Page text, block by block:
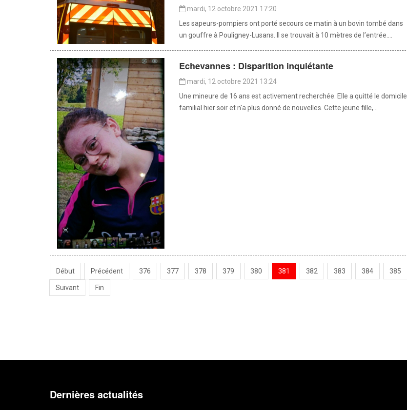
mardi, 12 octobre 2021 17:20
Les sapeurs-pompiers ont porté secours ce matin à un bovin tombé dans
un gouffre à Pouligney-Lusans. Il se trouvait à 10 mètres de l’entrée....
Echevannes : Disparition inquiétante
mardi, 12 octobre 2021 13:24
Une mineure de 16 ans est activement recherchée. Elle a quitté le domicile
familial hier soir et n'a plus donné de nouvelles. Cette jeune fille,...
Début Précédent 376 377 378 379 380 381 382 383 384 385
Suivant Fin
Dernières actualités